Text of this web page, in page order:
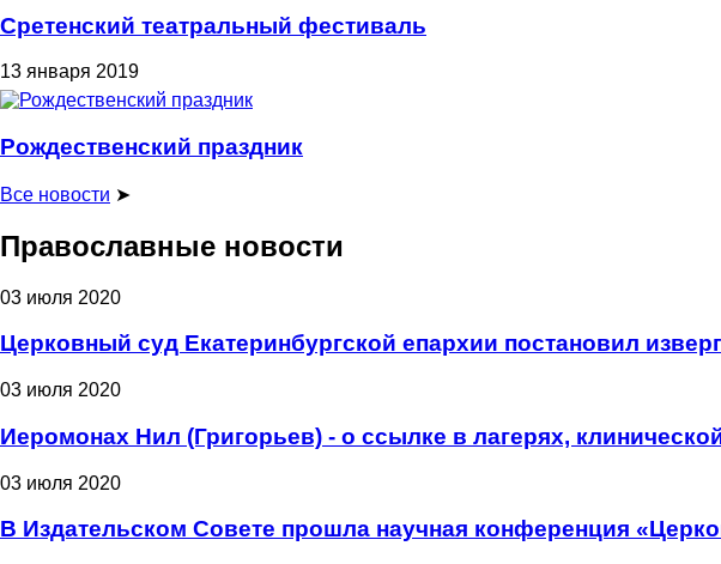
Сретенский театральный фестиваль
13 января 2019
Рождественский праздник
Все новости ➤
Православные новости
03 июля 2020
Церковный суд Екатеринбургской епархии постановил
03 июля 2020
Иеромонах Нил (Григорьев) - о ссылке в лагерях,
03 июля 2020
В Издательском Совете прошла научная конференция